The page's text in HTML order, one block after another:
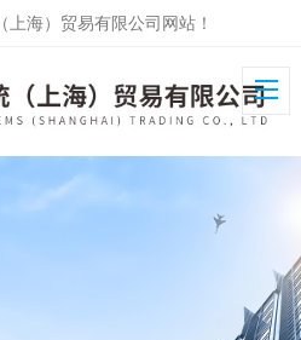
海）贸易有限公司网站！